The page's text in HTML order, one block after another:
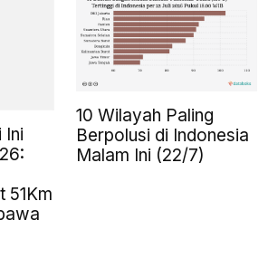
Ini
51Km
10 Wilayah Paling
Berpolusi di Indonesia
Malam Ini (22/7)